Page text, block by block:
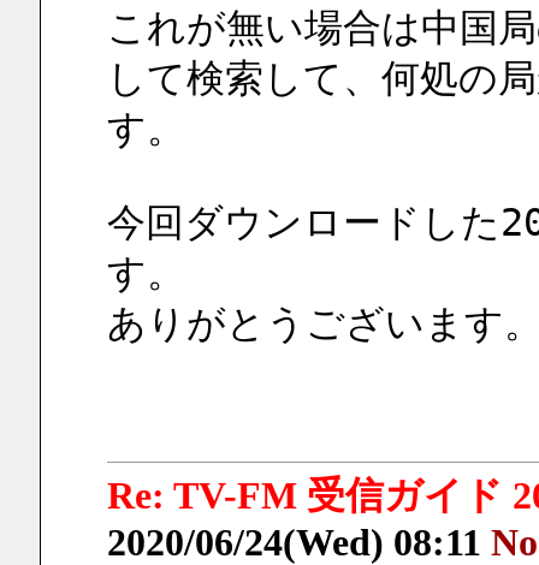
これが無い場合は中国
して検索して、何処の
す。
今回ダウンロードした
す。
ありがとうございます
Re: TV-FM 受信ガイド
2020/06/24(Wed) 08:11